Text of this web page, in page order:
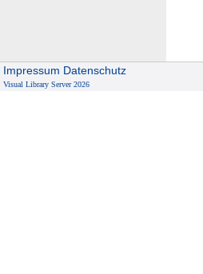
Impressum Datenschutz
Visual Library Server 2026